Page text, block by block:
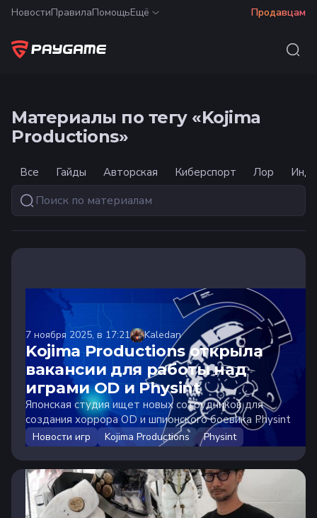
НовостиПравилаПомощьЕщё Продавцам
Материалы по тегу «Kojima
Productions»
Все Гайды Авторская Киберспорт Лор
7 ноября 2025, в 17:21 Kaledan
Kojima Productions открыла
вакансии для работы над
играми OD и Physint
Японская студия ищет новых сотрудников для
создания хоррора OD и шпионского боевика Physint
Новости игр Kojima Productions Physint